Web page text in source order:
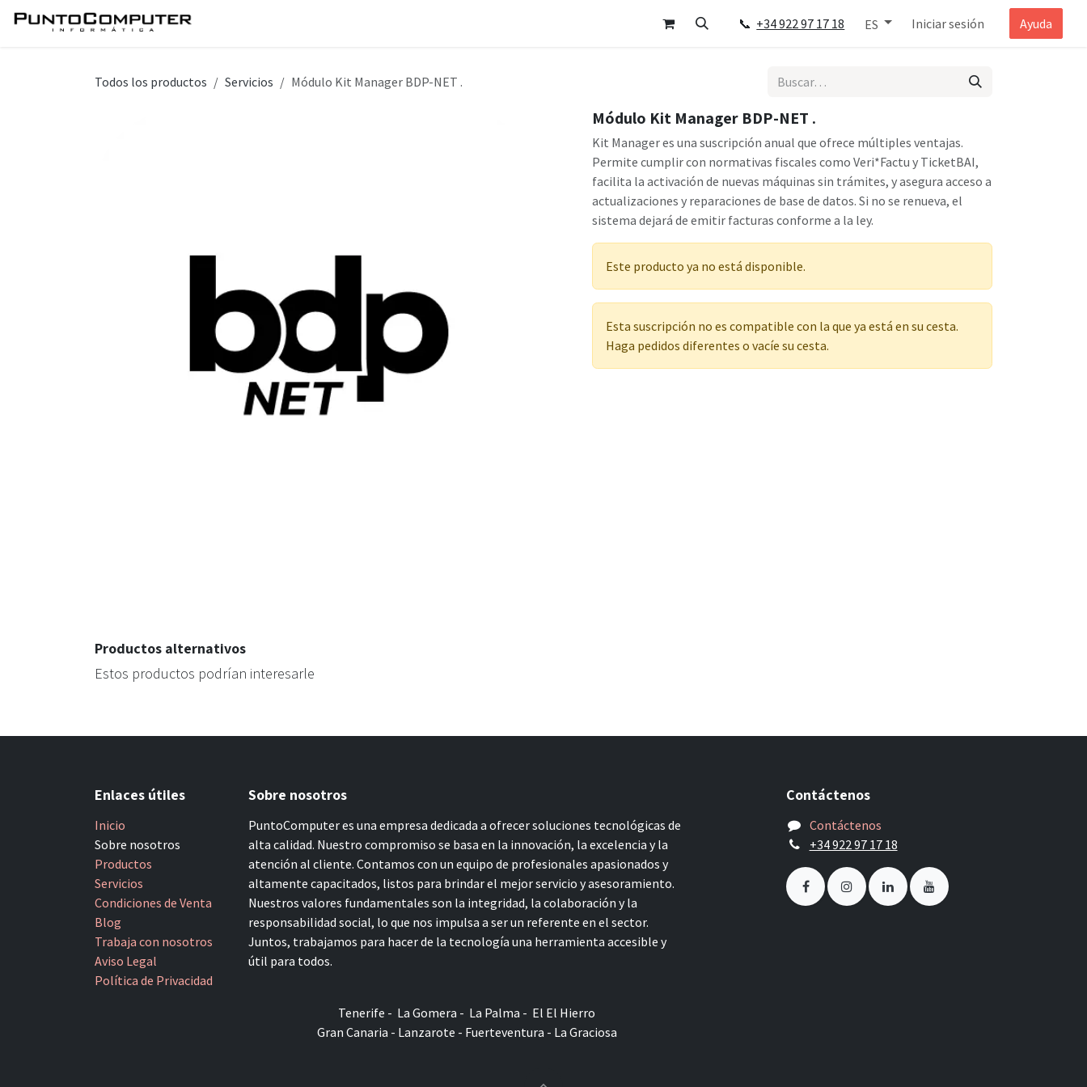
Ir al contenido
📞 +34 922 97 17 18 ES Iniciar sesión Ayuda
Todos los productos Servicios Módulo Kit Manager BDP-NET .
Módulo Kit Manager BDP-NET .
Kit Manager es una suscripción anual que ofrece múltiples ventajas.
Permite cumplir con normativas fiscales como Veri*Factu y TicketBAI,
facilita la activación de nuevas máquinas sin trámites, y asegura acceso a
actualizaciones y reparaciones de base de datos. Si no se renueva, el
sistema dejará de emitir facturas conforme a la ley.
Este producto ya no está disponible.
Esta suscripción no es compatible con la que ya está en su cesta.
Haga pedidos diferentes o vacíe su cesta.
Productos alternativos
Estos productos podrían interesarle
Enlaces útiles
Inicio
Sobre nosotros
Productos
Servicios
Condiciones de Venta
Blog
Trabaja con nosotros
Aviso Legal
Política de Privacidad
Sobre nosotros
PuntoComputer es una empresa dedicada a ofrecer soluciones tecnológicas de
alta calidad. Nuestro compromiso se basa en la innovación, la excelencia y la
atención al cliente. Contamos con un equipo de profesionales apasionados y
altamente capacitados, listos para brindar el mejor servicio y asesoramiento.
Nuestros valores fundamentales son la integridad, la colaboración y la
responsabilidad social, lo que nos impulsa a ser un referente en el sector.
Juntos, trabajamos para hacer de la tecnología una herramienta accesible y
útil para todos.
Tenerife - La Gomera - La Palma - El El Hierro
Gran Canaria - Lanzarote - Fuerteventura - La Graciosa
Contáctenos
Contáctenos
+34 922 97 17 18